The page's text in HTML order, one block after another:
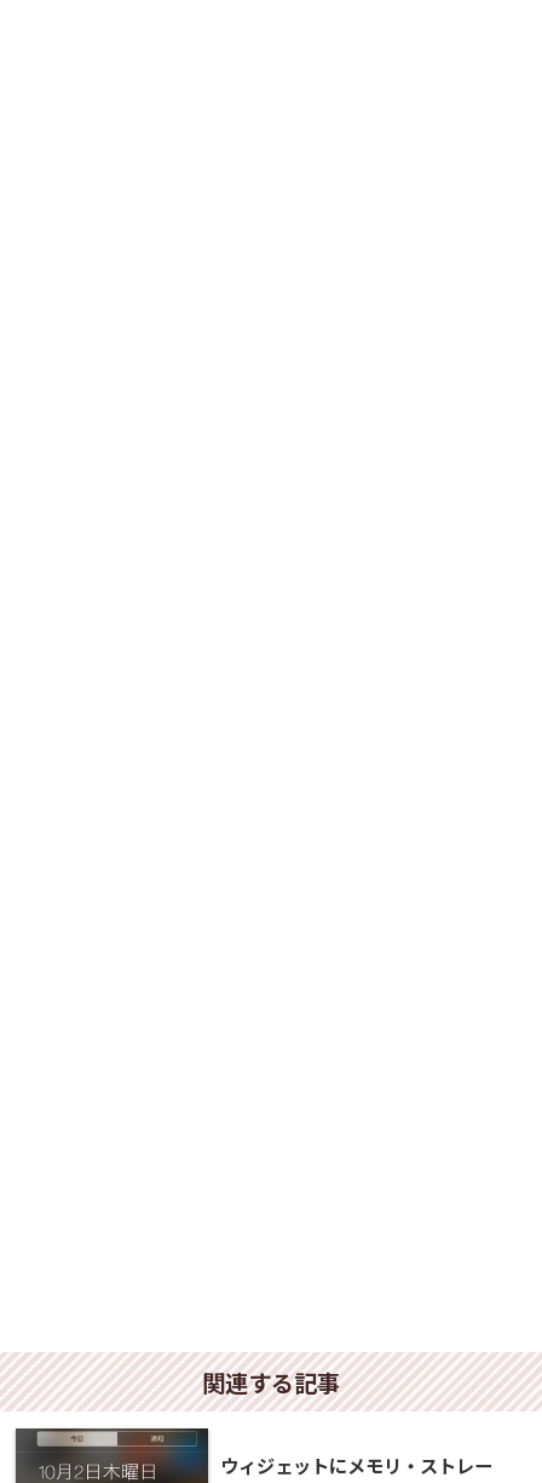
関連する記事
ウィジェットにメモリ・ストレー